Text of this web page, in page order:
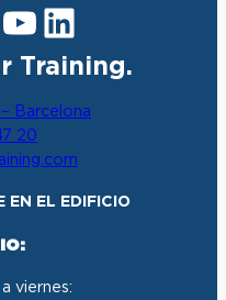
YouTube LinkedIn
Training.
Barcelona
20
EN EL EDIFICIO
a viernes: